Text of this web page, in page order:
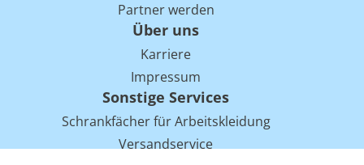
Partner werden
Über uns
Karriere
Impressum
Sonstige Services
Schrankfächer für Arbeitskleidung
Versandservice